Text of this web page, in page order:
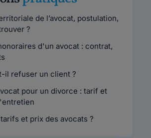
de l’avocat, postulation,
?
d'un avocat : contrat,
il refuser un client ?
pour un divorce : tarif et
et prix des avocats ?